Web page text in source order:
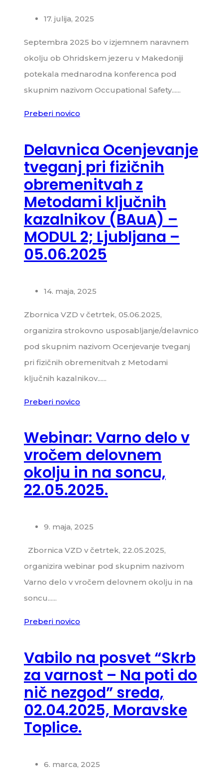
17. julija, 2025
Septembra 2025 bo v izjemnem naravnem
okolju ob Ohridskem jezeru v Makedoniji
potekala mednarodna konferenca pod
skupnim nazivom Occupational Safety......
Preberi novico
Delavnica Ocenjevanje
tveganj pri fizičnih
obremenitvah z
Metodami ključnih
kazalnikov (BAuA) –
MODUL 2; Ljubljana –
05.06.2025
14. maja, 2025
Zbornica VZD v četrtek, 05.06.2025,
organizira strokovno usposabljanje/delavnico
pod skupnim nazivom Ocenjevanje tveganj
pri fizičnih obremenitvah z Metodami
ključnih kazalnikov......
Preberi novico
Webinar: Varno delo v
vročem delovnem
okolju in na soncu,
22.05.2025.
9. maja, 2025
Zbornica VZD v četrtek, 22.05.2025,
organizira webinar pod skupnim nazivom
Varno delo v vročem delovnem okolju in na
soncu......
Preberi novico
Vabilo na posvet “Skrb
za varnost – Na poti do
nič nezgod” sreda,
02.04.2025, Moravske
Toplice.
6. marca, 2025